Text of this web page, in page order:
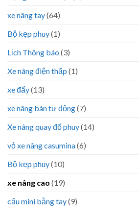
xe nâng tay(64)
Bộ kẹp phuy(1)
Lịch Thông báo (3)
Xe nâng điện thấp (1)
xe đẩy(13)
xe nâng bán tự động(7)
Xe nâng quay đổ phuy(14)
vỏ xe nâng casumina(6)
Bộ kẹp phuy(10)
xe nâng cao (19)
cẩu mini bằng tay(9)